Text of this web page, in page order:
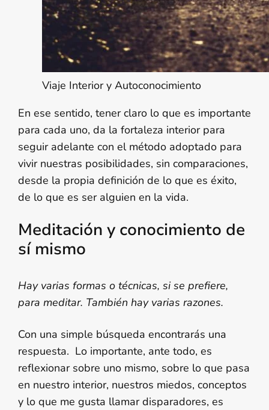
Viaje Interior y Autoconocimiento
En ese sentido, tener claro lo que es importante
para cada uno, da la fortaleza interior para
seguir adelante con el método adoptado para
vivir nuestras posibilidades, sin comparaciones,
desde la propia definición de lo que es éxito,
de lo que es ser alguien en la vida.
Meditación y conocimiento de
sí mismo
Hay varias formas o técnicas, si se prefiere,
para meditar. También hay varias razones.
Con una simple búsqueda encontrarás una
respuesta. Lo importante, ante todo, es
reflexionar sobre uno mismo, sobre lo que pasa
en nuestro interior, nuestros miedos, conceptos
y lo que me gusta llamar disparadores, es